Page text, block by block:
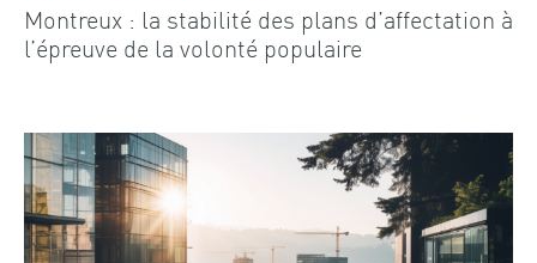
Montreux : la stabilité des plans d’affectation à
l’épreuve de la volonté populaire